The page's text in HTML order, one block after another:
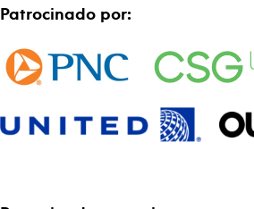
Patrocinado por: